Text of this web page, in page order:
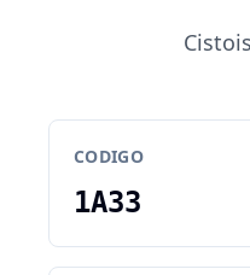
CODIGO
1A33